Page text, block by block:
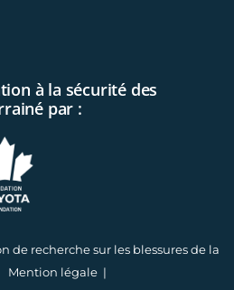
à la sécurité des
par :
de recherche sur les blessures de la
Mention légale |